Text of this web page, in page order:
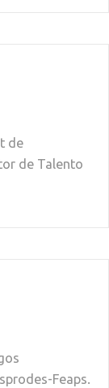
de
de Talento
Feaps.